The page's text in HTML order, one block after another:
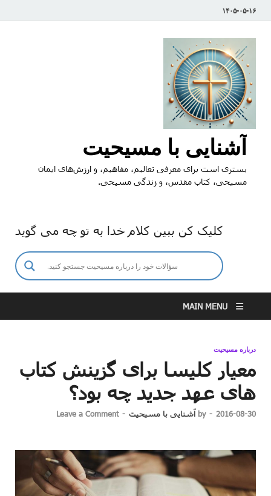
۱۴۰۵-۰۵-۱۶
آشنایی با مسیحیت
بستری است برای معرفی تعالیم، مفاهیم، و ارزش‌های ایمان
مسیحی، کتاب مقدس، و زندگی مسیحی.
کلیک کن ببین کلام خدا به تو چه می گوید
MAIN MENU
درباره مسیحیت
معیار کلیسا برای گزینش کتاب
های عهد جدید چه بود؟
2016-08-30
-
by آشنایی با مسیحیت -
Leave a Comment